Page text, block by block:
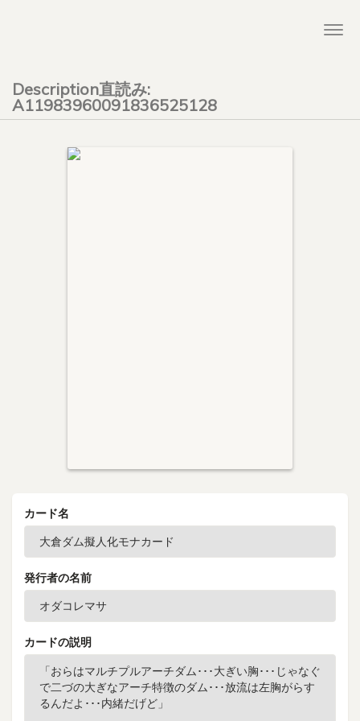
Description直読み:
A11983960091836525128
カード名
発行者の名前
カードの説明